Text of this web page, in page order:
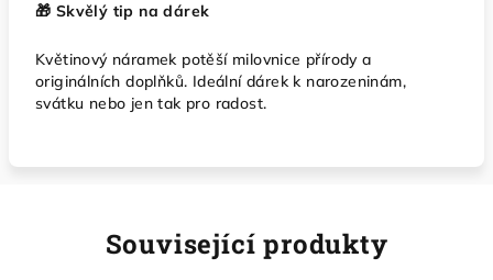
🎁 Skvělý tip na dárek
Květinový náramek potěší milovnice přírody a
originálních doplňků. Ideální dárek k narozeninám,
svátku nebo jen tak pro radost.
Související produkty